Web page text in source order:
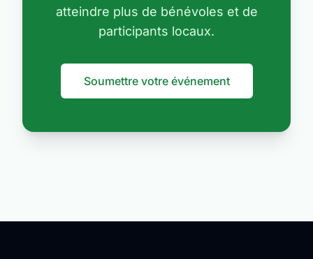
atteindre plus de bénévoles et de
participants locaux.
Soumettre votre événement